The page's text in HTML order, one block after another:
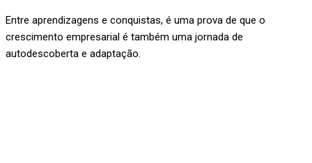
Entre aprendizagens e conquistas, é uma prova de que o
crescimento empresarial é também uma jornada de
autodescoberta e adaptação.